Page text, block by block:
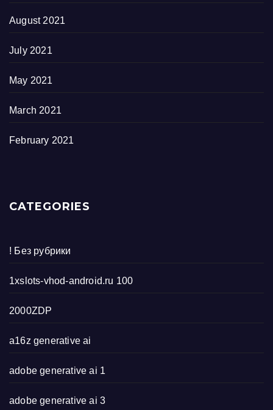
August 2021
July 2021
May 2021
March 2021
February 2021
CATEGORIES
! Без рубрики
1xslots-vhod-android.ru 100
2000ZDP
a16z generative ai
adobe generative ai 1
adobe generative ai 3